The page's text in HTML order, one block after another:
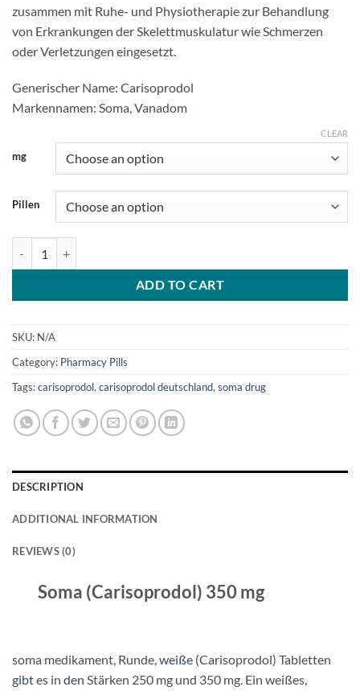
$270.00
zusammen mit Ruhe- und Physiotherapie zur Behandlung
von Erkrankungen der Skelettmuskulatur wie Schmerzen
oder Verletzungen eingesetzt.
Generischer Name: Carisoprodol
Markennamen: Soma, Vanadom
mg
Pillen
CLEAR
ADD TO CART
SKU: N/A
Category: Pharmacy Pills
Tags:carisoprodol, carisoprodol deutschland, soma drug
DESCRIPTION
ADDITIONAL INFORMATION
REVIEWS (0)
Soma (Carisoprodol) 350 mg
soma medikament, Runde,weiße (Carisoprodol) Tabletten
gibtes in den Stärken 250 mg und 350 mg. Ein weißes,